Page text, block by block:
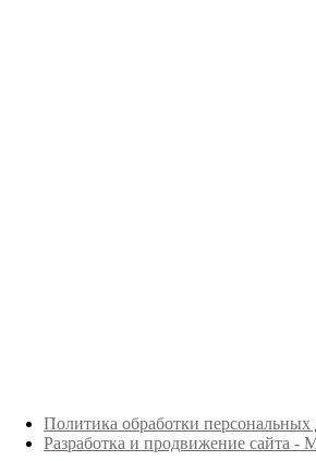
Политика обработки
Разработка и продвижение сайта -